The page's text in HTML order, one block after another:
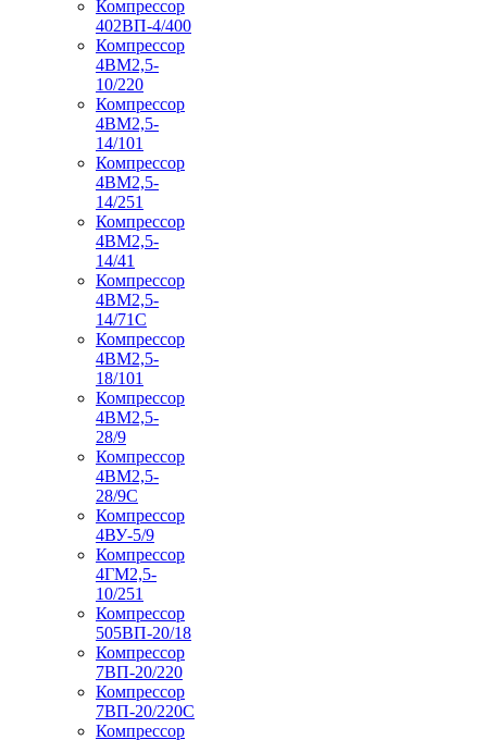
Компрессор
402ВП-4/400
Компрессор
4ВМ2,5-
10/220
Компрессор
4ВМ2,5-
14/101
Компрессор
4ВМ2,5-
14/251
Компрессор
4ВМ2,5-
14/41
Компрессор
4ВМ2,5-
14/71C
Компрессор
4ВМ2,5-
18/101
Компрессор
4ВМ2,5-
28/9
Компрессор
4ВМ2,5-
28/9С
Компрессор
4ВУ-5/9
Компрессор
4ГМ2,5-
10/251
Компрессор
505ВП-20/18
Компрессор
7ВП-20/220
Компрессор
7ВП-20/220С
Компрессор